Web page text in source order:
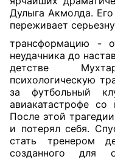
Дулыга Акмолда.
переживает
трансформацию -
неудачника до
детстве
психологическую
за футбольный
авиакатастрофе
После этой
и потерял себя.
стать тренером
созданного для